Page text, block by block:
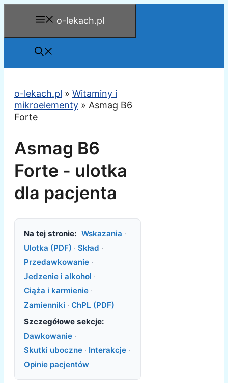
o-lekach.pl
o-lekach.pl » Witaminy i
mikroelementy » Asmag B6
Forte
Asmag B6
Forte - ulotka
dla pacjenta
Na tej stronie: Wskazania ·
Ulotka (PDF) · Skład ·
Przedawkowanie ·
Jedzenie i alkohol ·
Ciąża i karmienie ·
Zamienniki · ChPL (PDF)
Szczegółowe sekcje:
Dawkowanie ·
Skutki uboczne · Interakcje ·
Opinie pacjentów